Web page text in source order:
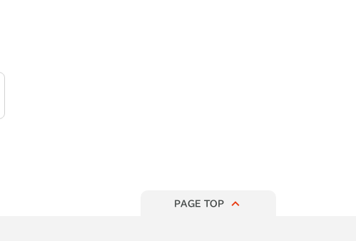
PAGE TOP